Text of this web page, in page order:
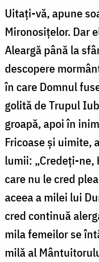
Uitați-vă, apune
Mironosițelor. Dar
Aleargă până la
descopere
în care Domnul
golită de Trupul
groapă, apoi în
Fricoase și uimite,
lumii: „Credeți-ne,
care nu le cred
aceea a milei lui
cred continuă
mila femeilor se
milă al